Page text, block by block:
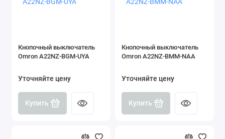
Кнопочный выключатель
Omron A22NZ-BGM-UYA
Уточняйте цену
Купить
Кнопочный выключатель
Omron A22NZ-BMM-NAA
Уточняйте цену
Купить